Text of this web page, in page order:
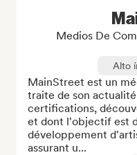
Medios De
Alto
MainStreet est un
traite de son
certifications,
et dont l'objectif est
développement
assurant u...